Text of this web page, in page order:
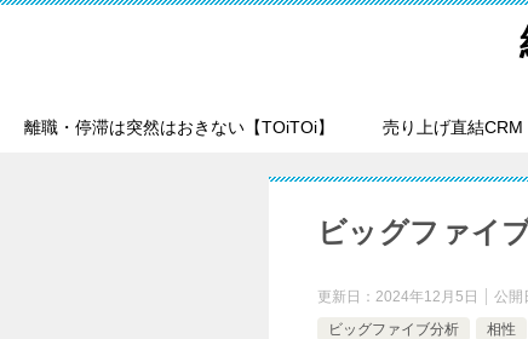
離職・停滞は突然はおきない【TOiTOi】 売り上げ直結CRM
ビッグファイ
更新日： 2024年12月5日 公開
ビッグファイブ分析
相性